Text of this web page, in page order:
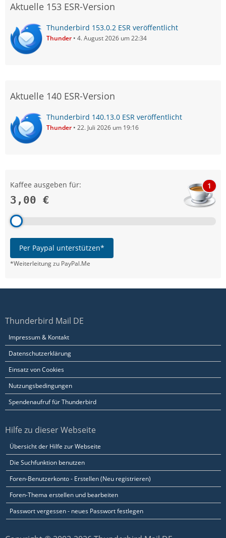
Aktuelle 153 ESR-Version
Thunderbird 153.0.2 ESR veröffentlicht
Thunder 4. August 2026 um 22:34
Aktuelle 140 ESR-Version
Thunderbird 140.13.0 ESR veröffentlicht
Thunder 22. Juli 2026 um 19:16
Kaffee ausgeben für:
3,00 €
1
Per Paypal unterstützen*
*Weiterleitung zu PayPal.Me
Thunderbird Mail DE
Impressum & Kontakt
Datenschutzerklärung
Einsatz von Cookies
Nutzungsbedingungen
Spendenaufruf für Thunderbird
Hilfe zu dieser Webseite
Übersicht der Hilfe zur Webseite
Die Suchfunktion benutzen
Foren-Benutzerkonto - Erstellen (Neu registrieren)
Foren-Thema erstellen und bearbeiten
Passwort vergessen - neues Passwort festlegen